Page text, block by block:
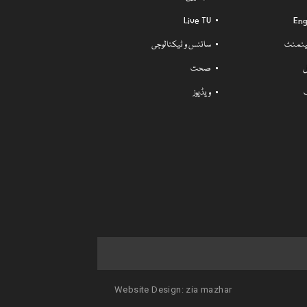
Live TV
سائنس و ٹیکنالوجی
صحت
ویڈیوز
Website Design: zia mazhar